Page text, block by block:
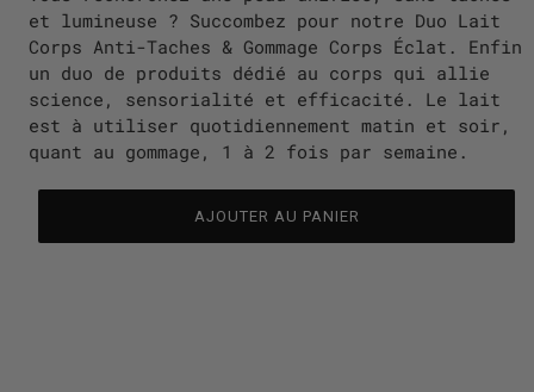
et lumineuse ? Succombez pour notre Duo Lait
Corps Anti-Taches & Gommage Corps Éclat. Enfin
un duo de produits dédié au corps qui allie
science, sensorialité et efficacité. Le lait
est à utiliser quotidiennement matin et soir,
quant au gommage, 1 à 2 fois par semaine.
AJOUTER AU PANIER